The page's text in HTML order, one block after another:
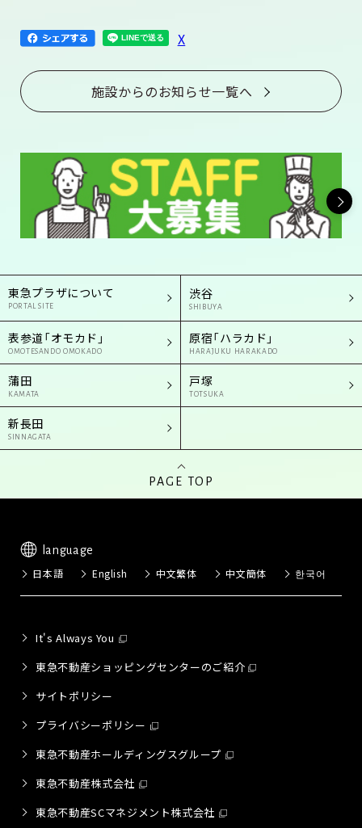
X
施設からのお知らせ一覧へ
東急プラザについて
PORTAL SITE
渋谷
SHIBUYA
表参道「オモカド」
OMOTESANDO OMOKADO
原宿「ハラカド」
HARAJUKU HARAKADO
蒲田
KAMATA
戸塚
TOTSUKA
新長田
SINNAGATA
PAGE TOP
language
日本語 English 中文繁体 中文簡体 한국어
It's Always You
東急不動産ショッピングセンターのご紹介
サイトポリシー
プライバシーポリシー
東急不動産ホールディングスグループ
東急不動産株式会社
東急不動産SCマネジメント株式会社